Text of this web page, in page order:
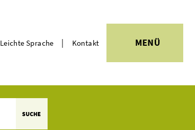
Leichte Sprache | Kontakt MENÜ
SUCHE